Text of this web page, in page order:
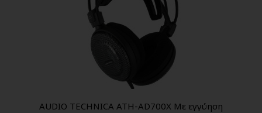
AUDIO TECHNICA ATH-AD700X Με εγγύηση